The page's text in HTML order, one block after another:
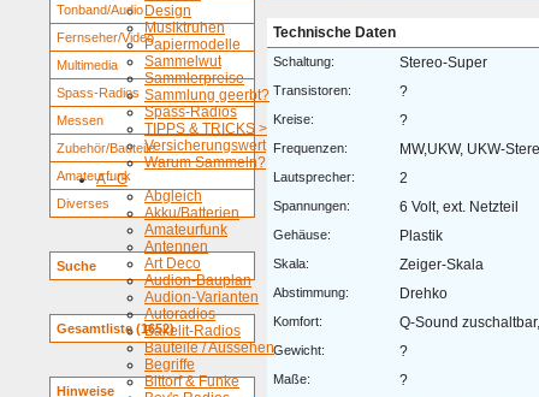
Design
Musiktruhen
Papiermodelle
Sammelwut
Sammlerpreise
Sammlung geerbt?
Spass-Radios
TIPPS & TRICKS >
Versicherungswert
Warum Sammeln?
A - G
Abgleich
Akku/Batterien
Amateurfunk
Antennen
Art Deco
Audion-Bauplan
Audion-Varianten
Autoradios
Bakelit-Radios
Bauteile / Aussehen
Begriffe
Bittorf & Funke
Tonband/Audio
Fernseher/Video
Multimedia
Spass-Radios
Messen
Zubehör/Bauteile
Amateurfunk
Diverses
Suche
Gesamtliste (1652)
Hinweise
Technische Daten
Schaltung: Stereo-Super
Transistoren: ?
Kreise: ?
Frequenzen: MW,UKW, UKW-
Lautsprecher: 2
Spannungen: 6 Volt, ext. Netzteil
Gehäuse: Plastik
Skala: Zeiger-Skala
Abstimmung: Drehko
Komfort: Q-Sound zuschaltbar,
Gewicht: ?
Maße: ?